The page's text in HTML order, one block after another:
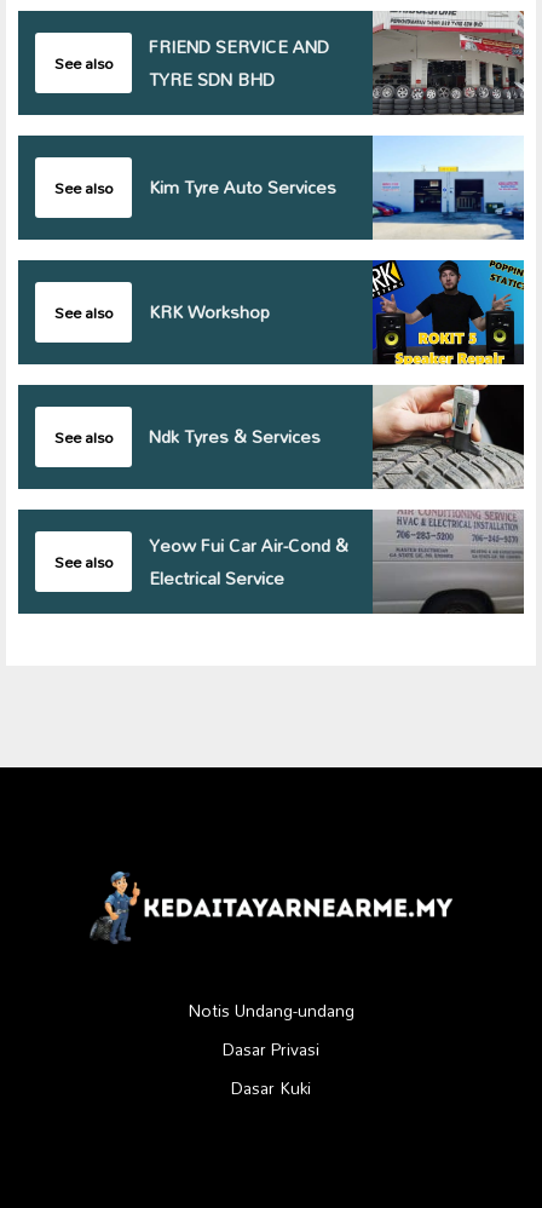
See also
FRIEND SERVICE AND
TYRE SDN BHD
See also Kim Tyre Auto Services
See also KRK Workshop
See also Ndk Tyres & Services
See also
Yeow Fui Car Air-Cond &
Electrical Service
Notis Undang-undang
Dasar Privasi
Dasar Kuki